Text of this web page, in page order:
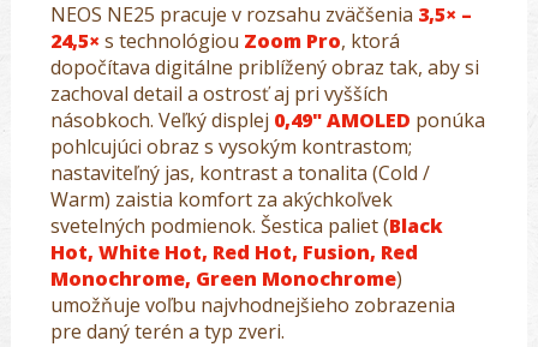
NEOS NE25 pracuje v rozsahu zväčšenia 3,5× –
24,5× s technológiou Zoom Pro, ktorá
dopočítava digitálne priblížený obraz tak, aby si
zachoval detail a ostrosť aj pri vyšších
násobkoch. Veľký displej 0,49" AMOLED ponúka
pohlcujúci obraz s vysokým kontrastom;
nastaviteľný jas, kontrast a tonalita (Cold /
Warm) zaistia komfort za akýchkoľvek
svetelných podmienok. Šestica paliet (Black
Hot, White Hot, Red Hot, Fusion, Red
Monochrome, Green Monochrome)
umožňuje voľbu najvhodnejšieho zobrazenia
pre daný terén a typ zveri.